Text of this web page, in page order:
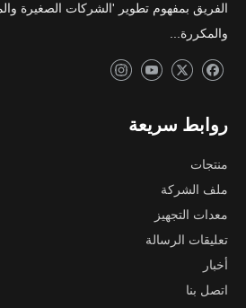
الفريق بمفهوم تطوير 'الشركات الصغيرة
والمكررة...
روابط سريعة
منتجات
ملف الشركة
معدات التجهيز
تعليقات الرسالة
أخبار
اتصل بنا